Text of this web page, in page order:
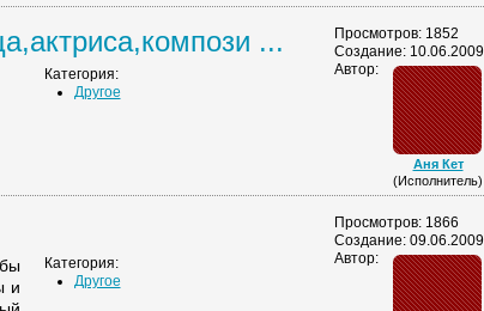
...
Категория:
Другое
Просмотров: 1852
Создание: 10.06.2009
Автор:
Аня Кет
(Исполнитель)
и
Категория:
Другое
Просмотров: 1866
Создание: 09.06.2009
Автор: